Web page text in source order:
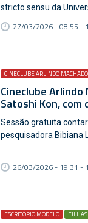
stricto sensu da
27/03/2026 - 08:55 -
CINECLUBE ARLINDO MACHADO
Cineclube Arlindo
Satoshi Kon, com
Sessão gratuita
pesquisadora Bibiana
26/03/2026 - 19:31 -
ESCRITÓRIO MODELO